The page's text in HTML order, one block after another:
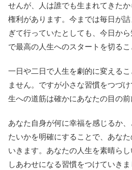
せんが、人は誰でも生まれてきた
権利があります。今までは毎日が
ぎて行っていたとしても、今日か
で最高の人生へのスタートを切るこ
一日や二日で人生を劇的に変える
ません。ですが小さな習慣をつづ
生への道筋は確かにあなたの目の前
あなた自身が何に幸福を感じるか
たいかを明確にすることで、あな
いきます。あなたの人生を素晴らし
しあわせになる習慣をつけていきま